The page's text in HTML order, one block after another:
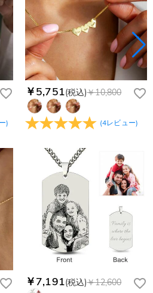
)
￥5,751(税込)￥10,800
(4レビュー)
￥7,191(税込)￥12,600